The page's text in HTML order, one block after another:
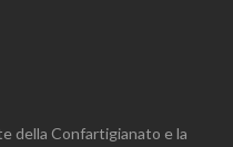
della Confartigianato e la